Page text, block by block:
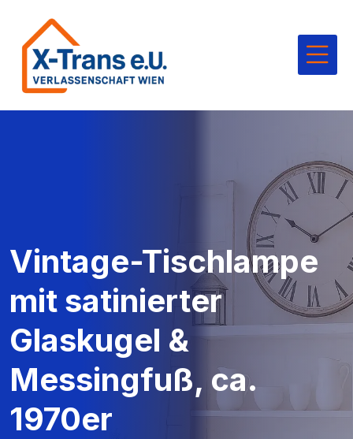
Vintage-Tischlampe
mit satinierter
Glaskugel &
Messingfuß, ca.
1970er